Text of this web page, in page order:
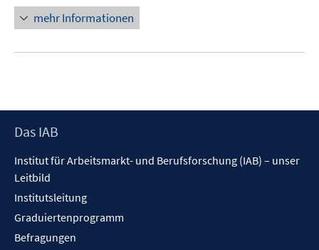
mehr Informationen
Footer
Das IAB
Institut für Arbeitsmarkt- und Berufsforschung (IAB) – unser
Leitbild
Institutsleitung
Graduiertenprogramm
Befragungen